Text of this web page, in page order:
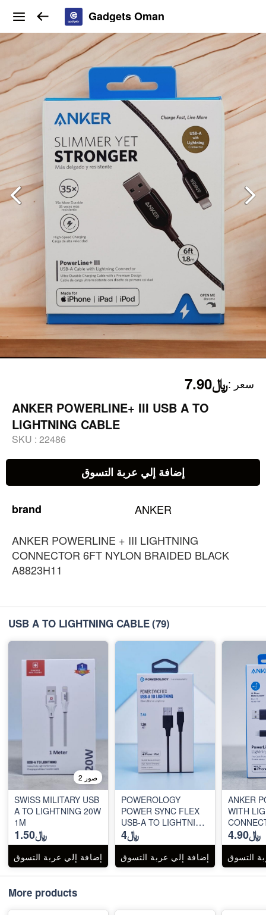
Gadgets Oman
سعر :﷼7.90
ANKER POWERLINE+ III USB A TO
LIGHTNING CABLE
SKU : 22486
إضافة إلي عربة التسوق
brand
ANKER
ANKER POWERLINE + III LIGHTNING
CONNECTOR 6FT NYLON BRAIDED BLACK
A8823H11
USB A TO LIGHTNING CABLE(79)
2 صور
SWISS MILITARY USB
A TO LIGHTNING 20W
1M
﷼1.50
إضافة إلي عربة التسوق
POWEROLOGY
POWER SYNC FLEX
USB-A TO LIGHTNING
CABLE 1.2M
﷼4
إضافة إلي عربة التسوق
ANKER
WITH
﷼4.90
التسوق
More products